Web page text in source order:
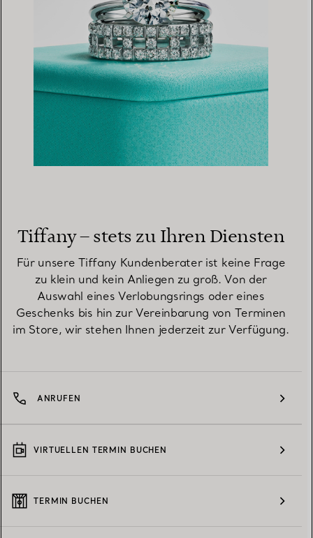
Tiffany – stets zu Ihren Diensten
Für unsere Tiffany Kundenberater ist keine Frage
zu klein und kein Anliegen zu groß. Von der
Auswahl eines Verlobungsrings oder eines
Geschenks bis hin zur Vereinbarung von Terminen
im Store, wir stehen Ihnen jederzeit zur Verfügung.
ANRUFEN
VIRTUELLEN TERMIN BUCHEN
TERMIN BUCHEN